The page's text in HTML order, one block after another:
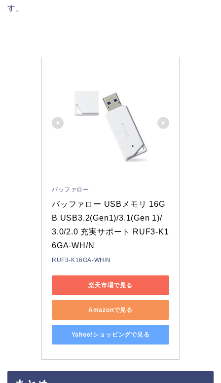
す。
バッファロー
バッファロー USBメモリ 16G
B USB3.2(Gen1)/3.1(Gen 1)/
3.0/2.0 充実サポート RUF3-K1
6GA-WH/N
RUF3-K16GA-WH/N
楽天市場で見る
Amazonで見る
Yahoo!ショッピングで見る